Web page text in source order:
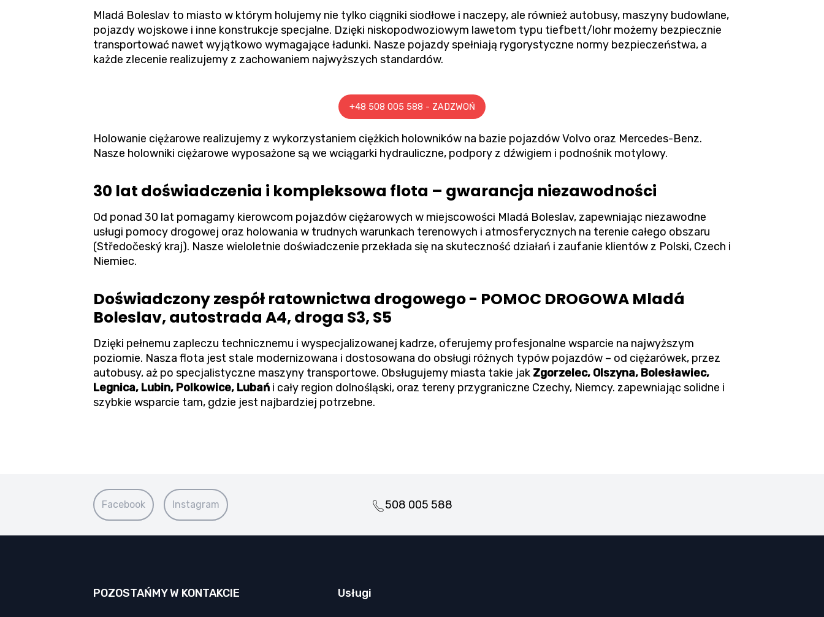
Mladá Boleslav to miasto w którym holujemy nie tylko ciągniki siodłowe i naczepy, ale również autobusy, maszyny budowlane,
pojazdy wojskowe i inne konstrukcje specjalne. Dzięki niskopodwoziowym lawetom typu tiefbett/lohr możemy bezpiecznie
transportować nawet wyjątkowo wymagające ładunki. Nasze pojazdy spełniają rygorystyczne normy bezpieczeństwa, a
każde zlecenie realizujemy z zachowaniem najwyższych standardów.
+48 508 005 588 - ZADZWOŃ
Holowanie ciężarowe realizujemy z wykorzystaniem ciężkich holowników na bazie pojazdów Volvo oraz Mercedes-Benz.
Nasze holowniki ciężarowe wyposażone są we wciągarki hydrauliczne, podpory z dźwigiem i podnośnik motylowy.
30 lat doświadczenia i kompleksowa flota – gwarancja niezawodności
Od ponad 30 lat pomagamy kierowcom pojazdów ciężarowych w miejscowości Mladá Boleslav, zapewniając niezawodne
usługi pomocy drogowej oraz holowania w trudnych warunkach terenowych i atmosferycznych na terenie całego obszaru
(Středočeský kraj). Nasze wieloletnie doświadczenie przekłada się na skuteczność działań i zaufanie klientów z Polski, Czech i
Niemiec.
Doświadczony zespół ratownictwa drogowego - POMOC DROGOWA Mladá
Boleslav, autostrada A4, droga S3, S5
Dzięki pełnemu zapleczu technicznemu i wyspecjalizowanej kadrze, oferujemy profesjonalne wsparcie na najwyższym
poziomie. Nasza flota jest stale modernizowana i dostosowana do obsługi różnych typów pojazdów – od ciężarówek, przez
autobusy, aż po specjalistyczne maszyny transportowe. Obsługujemy miasta takie jak Zgorzelec, Olszyna, Bolesławiec,
Legnica, Lubin, Polkowice, Lubań i cały region dolnośląski, oraz tereny przygraniczne Czechy, Niemcy. zapewniając solidne i
szybkie wsparcie tam, gdzie jest najbardziej potrzebne.
Facebook Instagram 508 005 588
POZOSTAŃMY W KONTAKCIE Usługi